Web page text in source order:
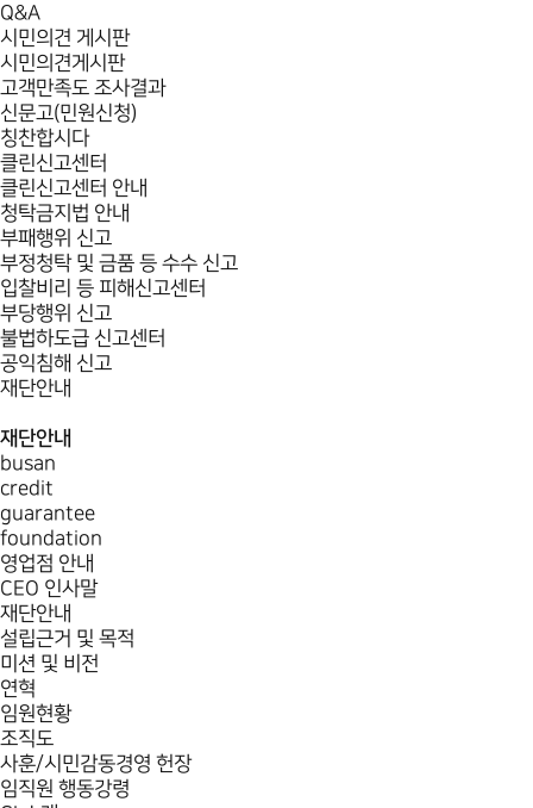
Q&A
시민의견 게시판
시민의견게시판
고객만족도 조사결과
신문고(민원신청)
칭찬합시다
클린신고센터
클린신고센터 안내
청탁금지법 안내
부패행위 신고
부정청탁 및 금품 등 수수 신고
입찰비리 등 피해신고센터
부당행위 신고
불법하도급 신고센터
공익침해 신고
재단안내
재단안내
busan
credit
guarantee
foundation
영업점 안내
CEO 인사말
재단안내
설립근거 및 목적
미션 및 비전
연혁
임원현황
조직도
사훈/시민감동경영 헌장
임직원 행동강령